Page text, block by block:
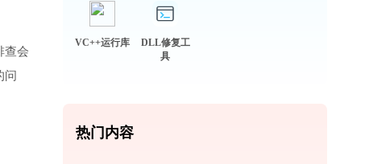
查会
问
VC++运行库
DLL修复工
具
热门内容